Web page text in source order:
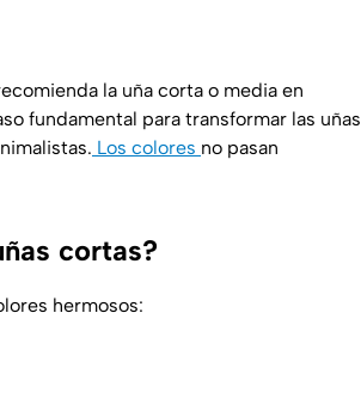
la uña corta o media en
fundamental para transformar las uñas
Los colores no pasan
cortas?
hermosos: